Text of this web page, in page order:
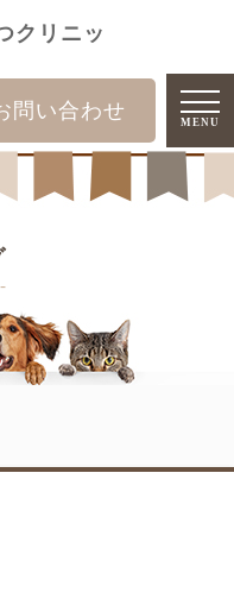
問い合わせ MENU